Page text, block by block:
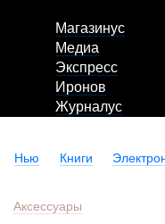
Магазинус
Медиа
Экспресс
Иронов
Журналус
Нью Книги
Аксессуары